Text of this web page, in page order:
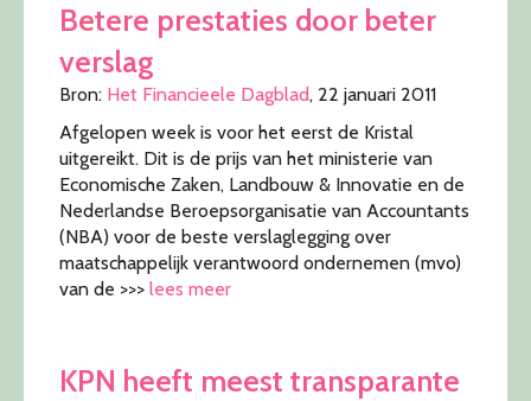
Betere prestaties door beter
verslag
Bron: Het Financieele Dagblad, 22 januari 2011
Afgelopen week is voor het eerst de Kristal
uitgereikt. Dit is de prijs van het ministerie van
Economische Zaken, Landbouw & Innovatie en de
Nederlandse Beroepsorganisatie van Accountants
(NBA) voor de beste verslaglegging over
maatschappelijk verantwoord ondernemen (mvo)
van de >>> lees meer
KPN heeft meest transparante